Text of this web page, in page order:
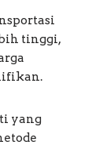
tinggi,
yang